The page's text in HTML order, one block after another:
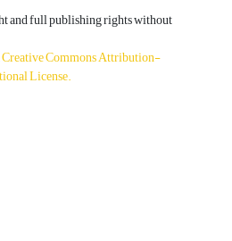
and full publishing rights without
Creative Commons Attribution-
License.